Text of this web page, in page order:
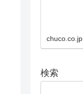
chuco.co.jp
検索